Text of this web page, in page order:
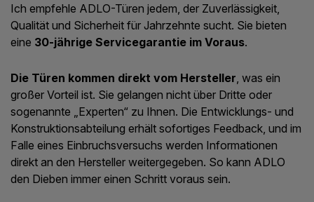
Ich empfehle ADLO-Türen jedem, der Zuverlässigkeit,
Qualität und Sicherheit für Jahrzehnte sucht. Sie bieten
eine 30-jährige Servicegarantie im Voraus.
Die Türen kommen direkt vom Hersteller , was ein
großer Vorteil ist. Sie gelangen nicht über Dritte oder
sogenannte „Experten“ zu Ihnen. Die Entwicklungs- und
Konstruktionsabteilung erhält sofortiges Feedback, und im
Falle eines Einbruchsversuchs werden Informationen
direkt an den Hersteller weitergegeben. So kann ADLO
den Dieben immer einen Schritt voraus sein.